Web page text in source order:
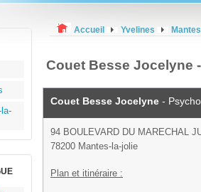
Accueil Yvelines
Couet Besse Jocelyne
Couet Besse Jocelyne -
94 BOULEVARD DU MARECHAL
78200 Mantes-la-jolie
Plan et itinéraire :